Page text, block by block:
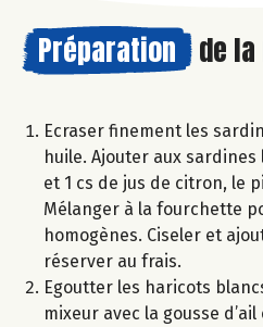
Préparation de la
Ecraser finement les
huile. Ajouter aux
et 1 cs de jus de citron, le
Mélanger à la fourchette
homogènes. Ciseler et
réserver au frais.
Egoutter les haricots
mixeur avec la gousse